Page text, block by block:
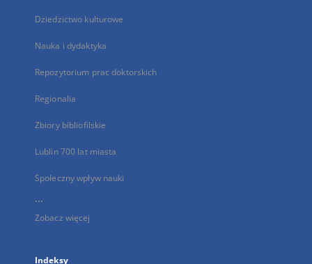
Dziedzictwo kulturowe
Nauka i dydaktyka
Repozytorium prac doktorskich
Regionalia
Zbiory bibliofilskie
Lublin 700 lat miasta
Społeczny wpływ nauki
...
Zobacz więcej
Indeksy